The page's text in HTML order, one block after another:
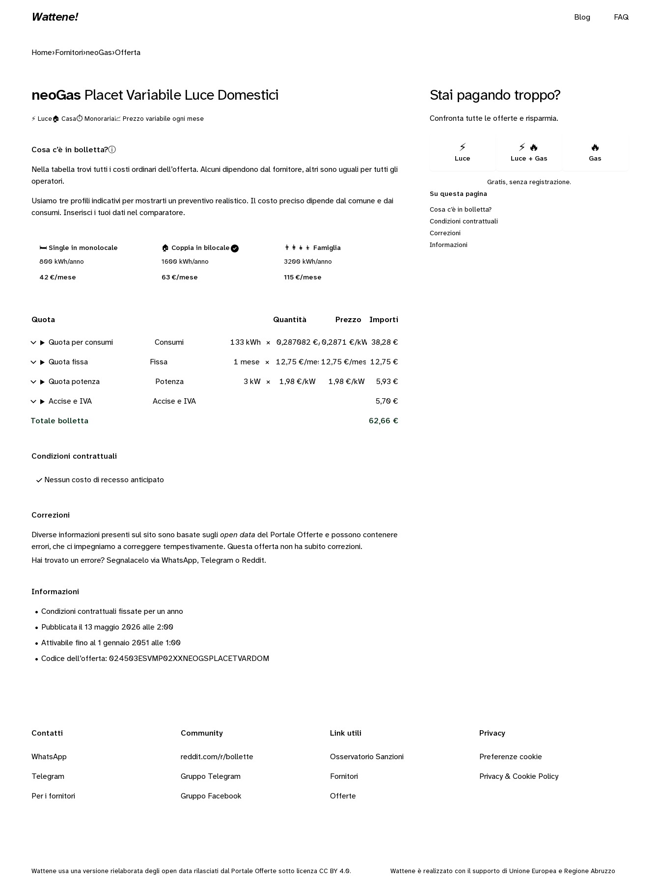
Wattene! Blog FAQ
Home› Fornitori›neoGas›Offerta
neoGas Placet Variabile Luce Domestici
⚡ Luce🏠 Casa⏱️ Monoraria📈 Prezzo variabile ogni mese
Cosa c’è in bolletta?ⓘ
Nella tabella trovi tutti i costi ordinari dell’offerta. Alcuni dipendono dal fornitore, altri sono uguali per tutti gli
operatori.
Usiamo tre profili indicativi per mostrarti un preventivo realistico. Il costo preciso dipende dal comune e dai
consumi. Inserisci i tuoi dati nel comparatore.
🛏️ Single in monolocale
800 kWh/anno
42 €/mese
🏠 Coppia in bilocale
1600 kWh/anno
63 €/mese
👨‍👩‍👧‍👦 Famiglia
3200 kWh/anno
115 €/mese
Quota Quantità Prezzo Importi
Quota per consumi Consumi 133 kWh × 0,287082 €/kWh0,2871 €/kWh38,28 €
Quota fissa Fissa 1 mese × 12,75 €/mese12,75 €/mese12,75 €
Quota potenza Potenza 3 kW × 1,98 €/kW 1,98 €/kW 5,93 €
Accise e IVA Accise e IVA 5,70 €
Totale bolletta 62,66 €
Condizioni contrattuali
Nessun costo di recesso anticipato
Correzioni
Diverse informazioni presenti sul sito sono basate sugli open data del Portale Offerte e possono contenere
errori, che ci impegniamo a correggere tempestivamente. Questa offerta non ha subito correzioni.
Hai trovato un errore? Segnalacelo via WhatsApp, Telegram o Reddit.
Informazioni
• Condizioni contrattuali fissate per un anno
• Pubblicata il 13 maggio 2026 alle 2:00
• Attivabile fino al 1 gennaio 2051 alle 1:00
• Codice dell’offerta: 024503ESVMP02XXNEOGSPLACETVARDOM
Stai pagando troppo?
Confronta tutte le offerte e risparmia.
⚡
Luce
⚡ 🔥
Luce + Gas
🔥
Gas
Gratis, senza registrazione.
Su questa pagina
Cosa c’è in bolletta?
Condizioni contrattuali
Correzioni
Informazioni
Contatti
WhatsApp
Telegram
Per i fornitori
Community
reddit.com/r/bollette
Gruppo Telegram
Gruppo Facebook
Link utili
Osservatorio Sanzioni
Fornitori
Offerte
Privacy
Preferenze cookie
Privacy & Cookie Policy
Wattene usa una versione rielaborata degli open data rilasciati dal Portale Offerte sotto licenza CC BY 4.0.
Wattene è realizzato con il supporto di Unione Europea e Regione Abruzzo